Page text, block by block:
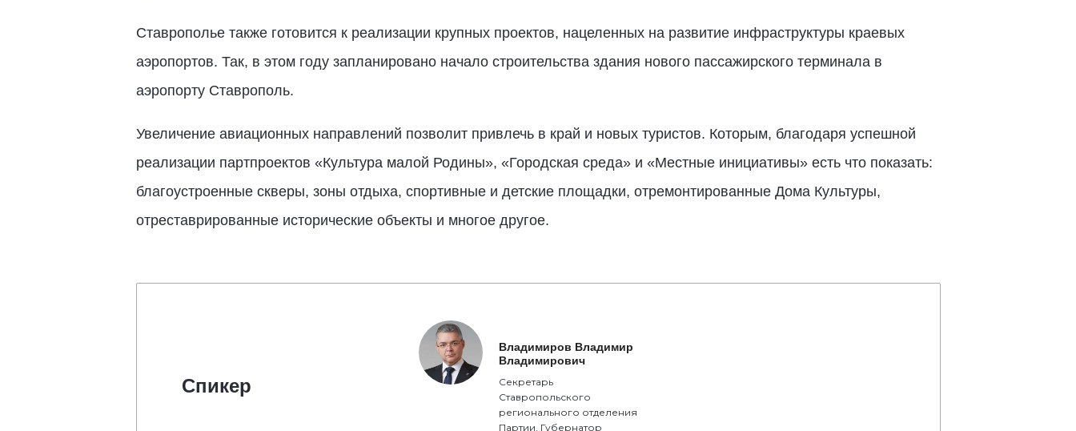
Ставрополье также готовится к реализации крупных проектов, нацеленных на развитие инфраструктуры краевых
аэропортов. Так, в этом году запланировано начало строительства здания нового пассажирского терминала в
аэропорту Ставрополь.
Увеличение авиационных направлений позволит привлечь в край и новых туристов. Которым, благодаря успешной
реализации партпроектов «Культура малой Родины», «Городская среда» и «Местные инициативы» есть что показать:
благоустроенные скверы, зоны отдыха, спортивные и детские площадки, отремонтированные Дома Культуры,
отреставрированные исторические объекты и многое другое.
Спикер
Владимиров Владимир
Владимирович
Секретарь
Ставропольского
регионального отделения
Партии, Губернатор